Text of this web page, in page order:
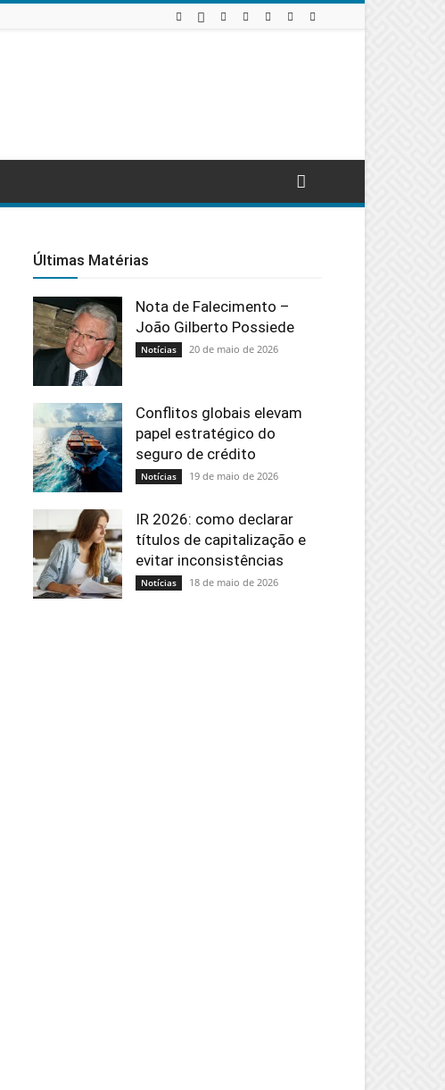
Últimas Matérias
Nota de Falecimento –
João Gilberto Possiede
Notícias 20 de maio de 2026
Conflitos globais elevam
papel estratégico do
seguro de crédito
Notícias 19 de maio de 2026
IR 2026: como declarar
títulos de capitalização e
evitar inconsistências
Notícias 18 de maio de 2026